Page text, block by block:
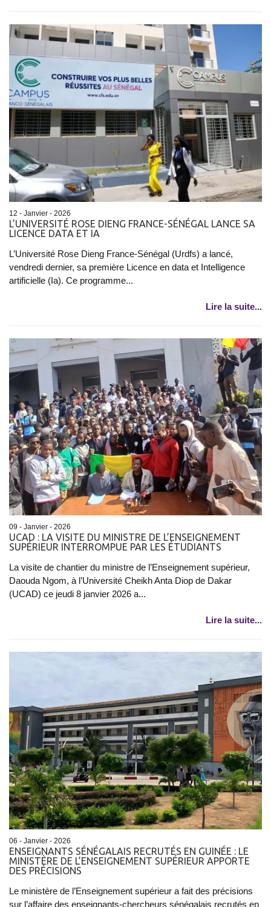
12 - Janvier - 2026
L’UNIVERSITÉ ROSE DIENG FRANCE-SÉNÉGAL LANCE SA
LICENCE DATA ET IA
L’Université Rose Dieng France-Sénégal (Urdfs) a lancé,
vendredi dernier, sa première Licence en data et Intelligence
artificielle (Ia). Ce programme...
Lire la suite...
09 - Janvier - 2026
UCAD : LA VISITE DU MINISTRE DE L’ENSEIGNEMENT
SUPÉRIEUR INTERROMPUE PAR LES ÉTUDIANTS
La visite de chantier du ministre de l’Enseignement supérieur,
Daouda Ngom, à l’Université Cheikh Anta Diop de Dakar
(UCAD) ce jeudi 8 janvier 2026 a...
Lire la suite...
06 - Janvier - 2026
ENSEIGNANTS SÉNÉGALAIS RECRUTÉS EN GUINÉE : LE
MINISTÈRE DE L’ENSEIGNEMENT SUPÉRIEUR APPORTE
DES PRÉCISIONS
Le ministère de l’Enseignement supérieur a fait des précisions
sur l’affaire des enseignants-chercheurs sénégalais recrutés en